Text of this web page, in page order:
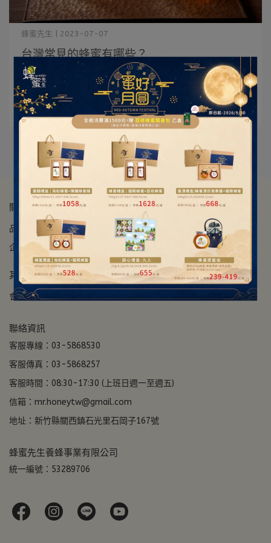
台灣常見的蜂蜜有哪些？
蜂蜜先生 | 2023-07-07
蜂蜜是蜜蜂採集植物的花蜜，在蜂巢中經充分釀造而成的
天然甜物質。 因為花朵來⋯
閱讀更多 ->
關於我們
品牌故事 ESG永續經營 媒體採訪 廠商合作
門市資訊
企業禮贈
其它資訊
會員說明 售後服務 隱私政策 客服中心 加入會員
聯絡資訊
客服專線：03-5868530
客服傳真：03-5868257
客服時間：08:30-17:30 (上班日週一至週五)
信箱：mr.honeytw@gmail.com
地址：新竹縣關西鎮石光里石岡子167號
蜂蜜先生養蜂事業有限公司
統一編號：53289706